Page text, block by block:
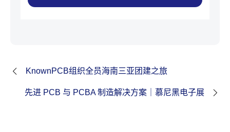
KnownPCB组织全员海南三亚团建之旅
先进 PCB 与 PCBA 制造解决方案｜慕尼黑电子展